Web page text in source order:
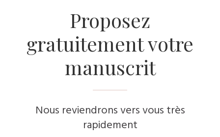
​Proposez
gratuitement votre
manuscrit
Nous reviendrons vers vous très
rapidement